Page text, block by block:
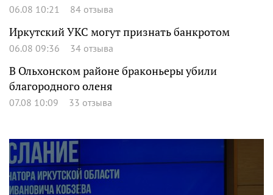
06.08 10:21 84 отзыва
Иркутский УКС могут признать банкротом
06.08 09:36 34 отзыва
В Ольхонском районе браконьеры убили
благородного оленя
07.08 10:09 33 отзыва